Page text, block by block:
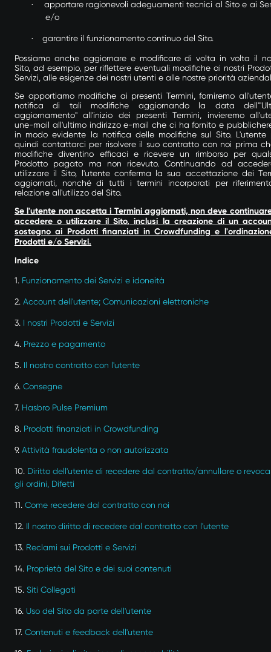
·
apportare ragionevoli adeguamenti tecnici al Sito e ai
e/o
· garantire il funzionamento continuo del Sito.
Possiamo anche aggiornare e modificare di volta in volta il
Sito, ad esempio, per riflettere eventuali modifiche ai nostri
Servizi, alle esigenze dei nostri utenti e alle nostre priorità
Se apportiamo modifiche ai presenti Termini, forniremo
notifica di tali modifiche aggiornando la data
aggiornamento" all'inizio dei presenti Termini, invieremo
une-mail all'ultimo indirizzo e-mail che ci ha fornito e
in modo evidente la notifica delle modifiche sul Sito. L'utente
quindi contattarci per risolvere il suo contratto con noi prima
modifiche diventino efficaci e ricevere un rimborso per
Prodotto pagato ma non ricevuto. Continuando ad
utilizzare il Sito, l'utente conferma la sua accettazione dei
aggiornati, nonché di tutti i termini incorporati per
relazione all'utilizzo del Sito.
Se l'utente non accetta i Termini aggiornati, non deve
accedere o utilizzare il Sito, inclusi la creazione di un
sostegno ai Prodotti finanziati in Crowdfunding e
Prodotti e/o Servizi.
Indice
1. Funzionamento dei Servizi e idoneità
2. Account dell'utente; Comunicazioni elettroniche
3. I nostri Prodotti e Servizi
4. Prezzo e pagamento
5. Il nostro contratto con l'utente
6. Consegne
7. Hasbro Pulse Premium
8. Prodotti finanziati in Crowdfunding
9. Attività fraudolenta o non autorizzata
10. Diritto dell'utente di recedere dal contratto/annullare o
gli ordini, Difetti
11. Come recedere dal contratto con noi
12. Il nostro diritto di recedere dal contratto con l'utente
13. Reclami sui Prodotti e Servizi
14. Proprietà del Sito e dei suoi contenuti
15. Siti Collegati
16. Uso del Sito da parte dell'utente
17. Contenuti e feedback dell'utente